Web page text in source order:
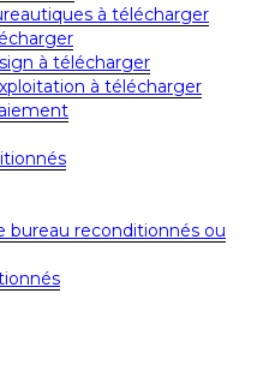
à télécharger
à télécharger
à télécharger
bureau reconditionnés ou